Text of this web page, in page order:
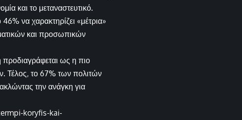
και το μεταναστευτικό.
να χαρακτηρίζει «μέτρια»
και προσωπικών
ως η πιο
Τέλος, το 67% των πολιτών
την ανάγκη για
koryfis-kai-